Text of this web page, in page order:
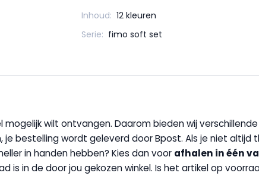
Inhoud: 12 kleuren
Serie: fimo soft set
wilt ontvangen. Daarom bieden wij
bestelling wordt geleverd door Bpost. Als je niet altijd
in handen hebben? Kies dan voor afhalen in één
is in de door jou gekozen winkel. Is het artikel op